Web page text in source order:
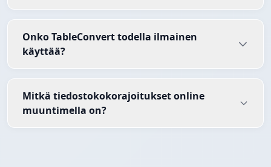
Onko TableConvert todella ilmainen
käyttää?
Mitkä tiedostokokorajoitukset online
muuntimella on?